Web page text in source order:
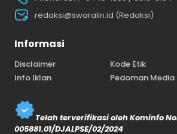
redaksi@swaralin.id (Redaksi)
Informasi
Disclaimer Kode Etik
Info Iklan
Pedoman Media
Telah terverifikasi oleh Kominfo
005881.01/DJALPSE/02/2024